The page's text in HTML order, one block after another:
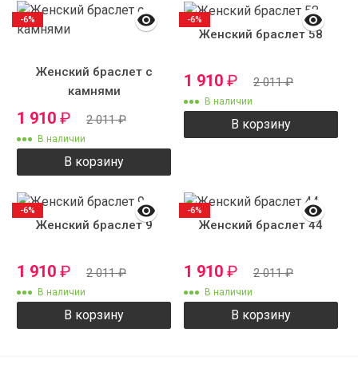
Женский браслет с
камнями
1 910 ₽ 2 011₽
В наличии
В корзину
-6%
Женский браслет 58
1 910 ₽ 2 011₽
В наличии
В корзину
-6%
Женский браслет 9
1 910 ₽ 2 011₽
В наличии
В корзину
-6%
Женский браслет 44
1 910 ₽ 2 011₽
В наличии
В корзину
-6%